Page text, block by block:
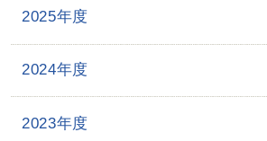
2025年度
2024年度
2023年度